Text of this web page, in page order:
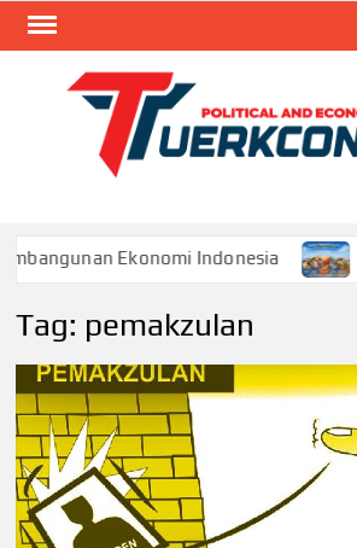
Skip
Ekonomi Indonesia
Tag: pemakzulan